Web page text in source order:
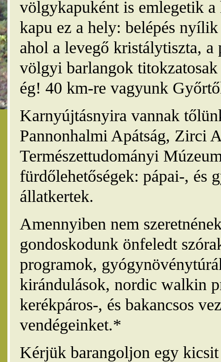
völgykapuként is emlegetik
kapu ez a hely: belépés
ahol a levegő kristálytiszta, a
völgyi barlangok
ég! 40 km-re vagyunk
Karnyújtásnyira vannak
Pannonhalmi Apátság, Zirci
Természettudományi
fürdőlehetőségek: pápai-, és
állatkertek.
Amennyiben nem
gondoskodunk önfeledt
programok,
kirándulások, nordic walkin
kerékpáros-, és bakancsos
vendégeinket.*
Kérjük barangoljon egy